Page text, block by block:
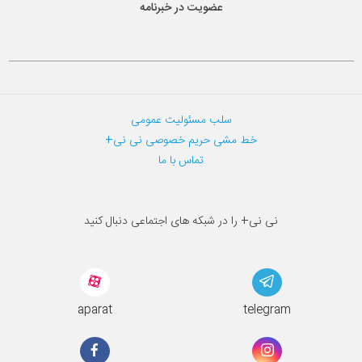
عضویت در خبرنامه
سلب مسئولیت عمومی
خط مشی حریم خصوصی نی نی+
تماس با ما
نی نی+ را در شبکه های اجتماعی دنبال کنید
aparat telegram